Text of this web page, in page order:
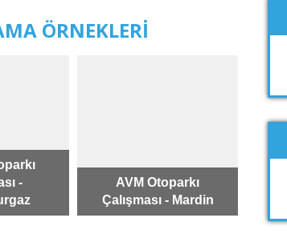
ÖRNEKLERİ
-
AVM Otoparkı
Çalışması - Mardin